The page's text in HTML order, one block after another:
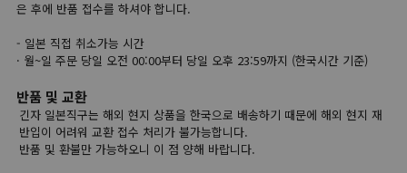
은 후에 반품 접수를 하셔야 합니다.
- 일본 직접 취소가능 시간
· 월~일 주문 당일 오전 00:00부터 당일 오후 23:59까지 (한국시간 기준)
반품 및 교환
긴자 일본직구는 해외 현지 상품을 한국으로 배송하기 때문에 해외 현지 재
반입이 어려워 교환 접수 처리가 불가능합니다.
반품 및 환불만 가능하오니 이 점 양해 바랍니다.